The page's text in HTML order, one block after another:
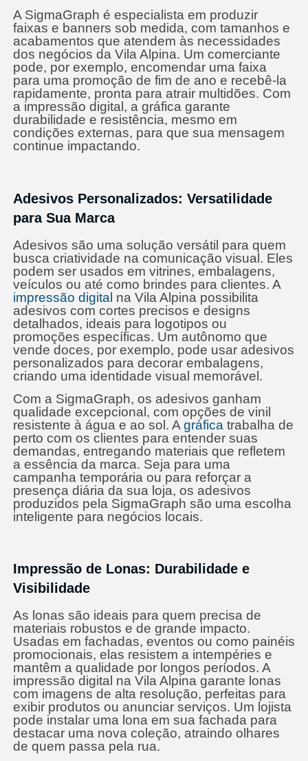
A SigmaGraph é especialista em produzir
faixas e banners sob medida, com tamanhos e
acabamentos que atendem às necessidades
dos negócios da Vila Alpina. Um comerciante
pode, por exemplo, encomendar uma faixa
para uma promoção de fim de ano e recebê-la
rapidamente, pronta para atrair multidões. Com
a impressão digital, a gráfica garante
durabilidade e resistência, mesmo em
condições externas, para que sua mensagem
continue impactando.
Adesivos Personalizados: Versatilidade
para Sua Marca
Adesivos são uma solução versátil para quem
busca criatividade na comunicação visual. Eles
podem ser usados em vitrines, embalagens,
veículos ou até como brindes para clientes. A
impressão digital na Vila Alpina possibilita
adesivos com cortes precisos e designs
detalhados, ideais para logotipos ou
promoções específicas. Um autônomo que
vende doces, por exemplo, pode usar adesivos
personalizados para decorar embalagens,
criando uma identidade visual memorável.
Com a SigmaGraph, os adesivos ganham
qualidade excepcional, com opções de vinil
resistente à água e ao sol. A gráfica trabalha de
perto com os clientes para entender suas
demandas, entregando materiais que refletem
a essência da marca. Seja para uma
campanha temporária ou para reforçar a
presença diária da sua loja, os adesivos
produzidos pela SigmaGraph são uma escolha
inteligente para negócios locais.
Impressão de Lonas: Durabilidade e
Visibilidade
As lonas são ideais para quem precisa de
materiais robustos e de grande impacto.
Usadas em fachadas, eventos ou como painéis
promocionais, elas resistem a intempéries e
mantêm a qualidade por longos períodos. A
impressão digital na Vila Alpina garante lonas
com imagens de alta resolução, perfeitas para
exibir produtos ou anunciar serviços. Um lojista
pode instalar uma lona em sua fachada para
destacar uma nova coleção, atraindo olhares
de quem passa pela rua.